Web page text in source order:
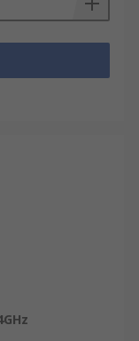
ยุดชะงัก
งหากการ
จส่งผลให้
อย่างต่อ
และข้อมูล
ชื่อมต่อกับ
รงงาน
มูลและ
ทุนเริ่มต้นที่